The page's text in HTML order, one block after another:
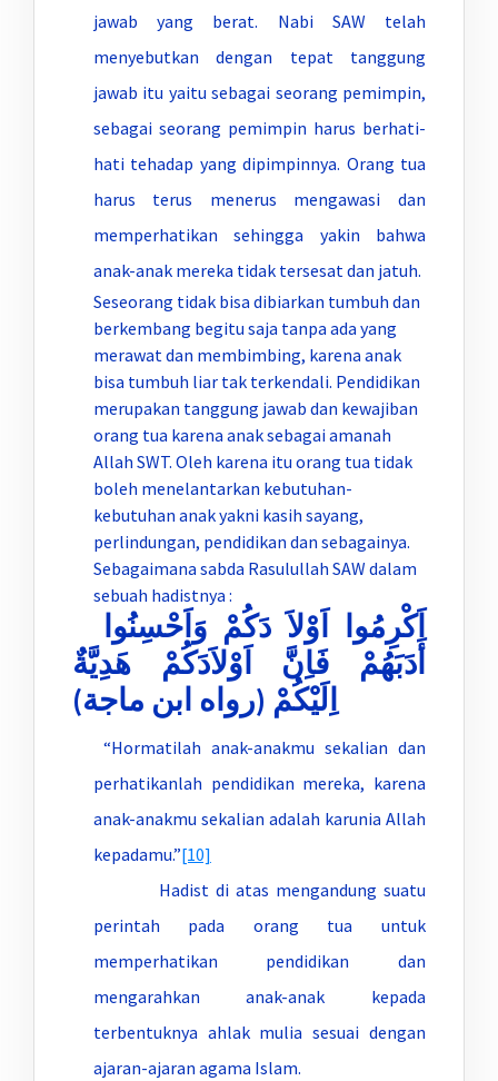
jawab yang berat. Nabi SAW telah
menyebutkan dengan tepat tanggung
jawab itu yaitu sebagai seorang pemimpin,
sebagai seorang pemimpin harus berhati-
hati tehadap yang dipimpinnya. Orang tua
harus terus menerus mengawasi dan
memperhatikan sehingga yakin bahwa
anak-anak mereka tidak tersesat dan jatuh.
Seseorang tidak bisa dibiarkan tumbuh dan
berkembang begitu saja tanpa ada yang
merawat dan membimbing, karena anak
bisa tumbuh liar tak terkendali. Pendidikan
merupakan tanggung jawab dan kewajiban
orang tua karena anak sebagai amanah
Allah SWT. Oleh karena itu orang tua tidak
boleh menelantarkan kebutuhan-
kebutuhan anak yakni kasih sayang,
perlindungan, pendidikan dan sebagainya.
Sebagaimana sabda Rasulullah SAW dalam
sebuah hadistnya :
أَدَبَهُمْ فَاِنَّ اَوْلاَدَكُمْ هَدِيَّةٌ
اِلَيْكُمْ (رواه ابن ماجة)
“Hormatilah anak-anakmu sekalian dan
perhatikanlah pendidikan mereka, karena
anak-anakmu sekalian adalah karunia Allah
kepadamu.”[10]
Hadist di atas mengandung suatu
perintah pada orang tua untuk
memperhatikan pendidikan dan
mengarahkan anak-anak kepada
terbentuknya ahlak mulia sesuai dengan
ajaran-ajaran agama Islam.